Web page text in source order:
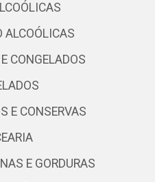
ALCOÓLICAS
CONGELADOS
E CONSERVAS
E GORDURAS